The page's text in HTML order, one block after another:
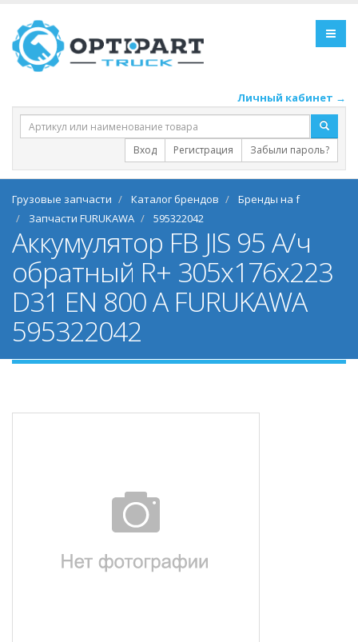
Личный кабинет →
Вход Регистрация Забыли пароль?
Грузовые запчасти Каталог брендов
Бренды на f
Запчасти FURUKAWA
595322042
Аккумулятор FB JIS 95 А/ч
обратный R+ 305x176x223
D31 EN 800 А FURUKAWA
595322042